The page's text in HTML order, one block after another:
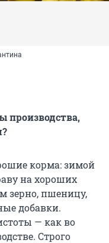
производства,
корма: зимой
на хороших
зерно, пшеницу,
добавки.
— как во
Строго